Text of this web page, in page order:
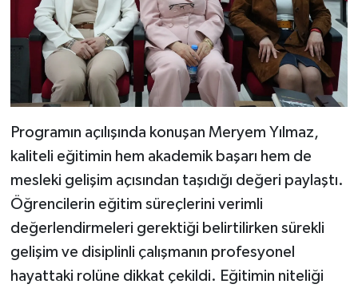
Programın açılışında konuşan Meryem Yılmaz,
kaliteli eğitimin hem akademik başarı hem de
mesleki gelişim açısından taşıdığı değeri paylaştı.
Öğrencilerin eğitim süreçlerini verimli
değerlendirmeleri gerektiği belirtilirken sürekli
gelişim ve disiplinli çalışmanın profesyonel
hayattaki rolüne dikkat çekildi. Eğitimin niteliği